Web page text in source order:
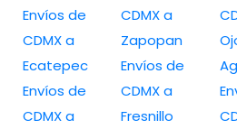
Envíos de
CDMX a
Ecatepec
Envíos de
CDMX a
CDMX a
Zapopan
Envíos de
CDMX a
Fresnillo